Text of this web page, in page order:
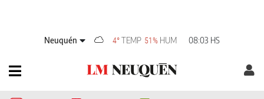
Neuquén 4°TEMP 51% HUM 08:03 HS